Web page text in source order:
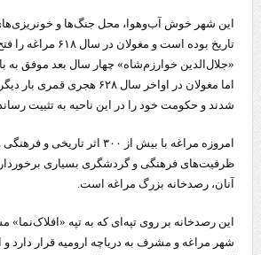
این شهر خوش‌ آب‌وهوا، محل جنگ‌ها و
تاریخ بوده است و مغولان
«جلال‌الدین خوارزم‌شاه» چهار سال بعد موفق
اما مغولان در اواخر سال ۶۲۸
شدند و حکومت خود را در این ناحیه به تثبیت
امروزه مراغه با بیش از ۳۰۰ اثر
ظرفیت‌های فرهنگی و گردشگری بسیاری
آنان، رصدخانه بزرگ مراغه است.
این رصدخانه بر روی تپه‌ای که به تپه
شهر مراغه و مشرف به دریاچه ارومیه قرار دارد